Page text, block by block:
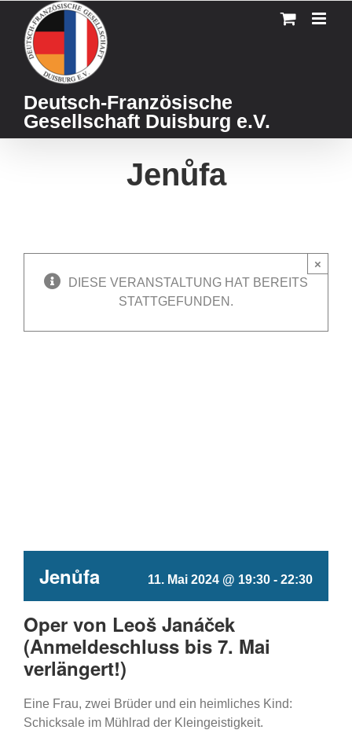
content
Deutsch-Französische
Gesellschaft Duisburg e.V.
Jenůfa
DIESE VERANSTALTUNG HAT BEREITS
STATTGEFUNDEN.
×
Jenůfa 11. Mai 2024 @ 19:30 - 22:30
Oper von Leoš Janáček
(Anmeldeschluss bis 7. Mai
verlängert!)
Eine Frau, zwei Brüder und ein heimliches Kind:
Schicksale im Mühlrad der Kleingeistigkeit.